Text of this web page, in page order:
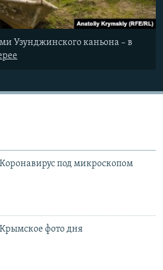
Узунджинского каньона – в
Коронавирус под микроскопом
Крымское фото дня